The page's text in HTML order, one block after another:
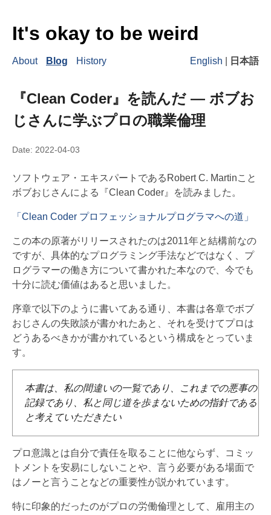
It's okay to be weird
About Blog History English 日本語
『Clean Coder』を読んだ ― ボブお
じさんに学ぶプロの職業倫理
Date: 2022-04-03
ソフトウェア・エキスパートであるRobert C. Martinこと
ボブおじさんによる『Clean Coder』を読みました。
「Clean Coder プロフェッショナルプログラマへの道」
この本の原著がリリースされたのは2011年と結構前なの
ですが、具体的なプログラミング手法などではなく、プ
ログラマーの働き方について書かれた本なので、今でも
十分に読む価値はあると思いました。
序章で以下のように書いてある通り、本書は各章でボブ
おじさんの失敗談が書かれたあと、それを受けてプロは
どうあるべきかが書かれているという構成をとっていま
す。
本書は、私の間違いの一覧であり、これまでの悪事の
記録であり、私と同じ道を歩まないための指針である
と考えていただきたい
プロ意識とは自分で責任を取ることに他ならず、コミッ
トメントを安易にしないことや、言う必要がある場面で
はノーと言うことなどの重要性が説かれています。
特に印象的だったのがプロの労働倫理として、雇用主の